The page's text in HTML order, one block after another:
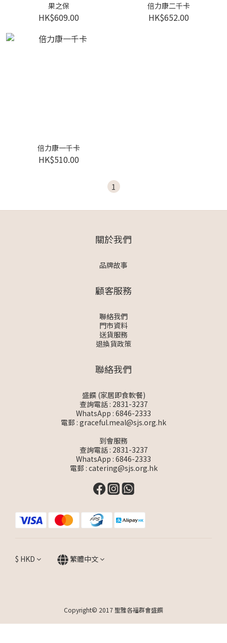
果之保
HK$609.00
倍力康二千卡
HK$652.00
倍力康一千卡
HK$510.00
1
關於我們
品牌故事
顧客服務
聯絡我們
門市資料
送貨服務
退換貨政策
聯絡我們
盛饌 (家居即食軟餐)
查詢電話 : 2831-3237
WhatsApp : 6846-2333
電郵 : graceful.meal@sjs.org.hk
到會服務
查詢電話 : 2831-3237
WhatsApp : 6846-2333
電郵 : catering@sjs.org.hk
$ HKD 繁體中文
Copyright© 2017 聖雅各福群會盛饌